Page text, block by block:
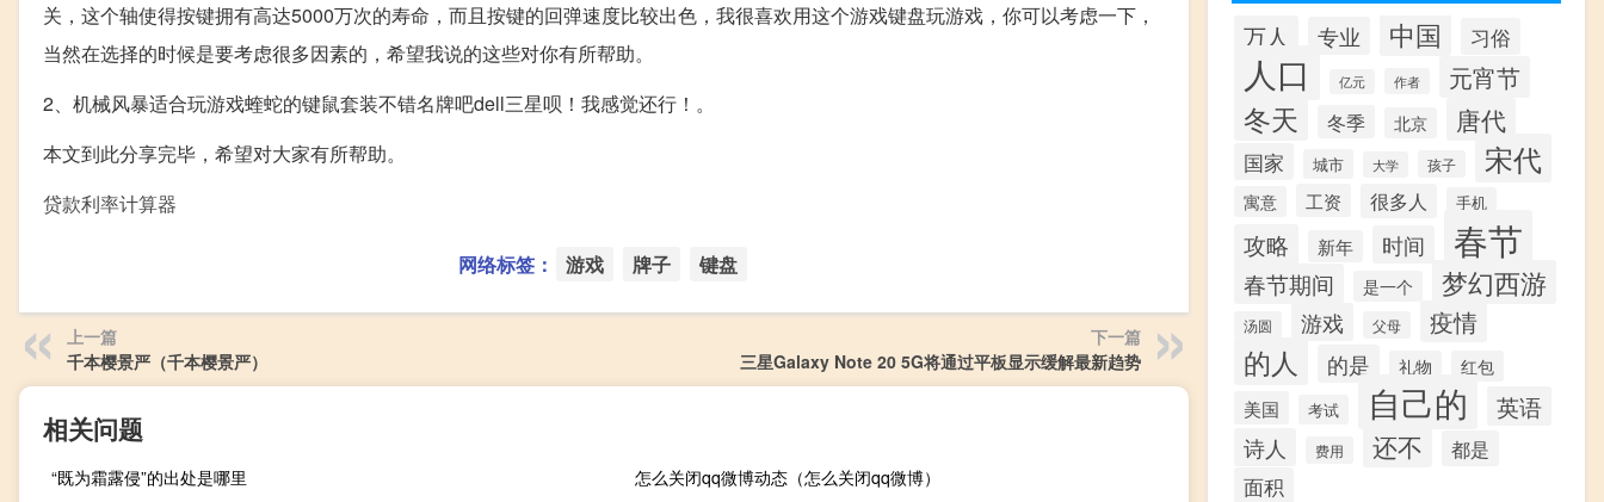
关，这个轴使得按键拥有高达5000万次的寿命，而且按键的回弹速度比较出色，我很喜欢用这个游戏键盘玩游戏，你可以考虑一下，
当然在选择的时候是要考虑很多因素的，希望我说的这些对你有所帮助。
2、机械风暴适合玩游戏蝰蛇的键鼠套装不错名牌吧dell三星呗！我感觉还行！。
本文到此分享完毕，希望对大家有所帮助。
贷款利率计算器
网络标签： 游戏 牌子 键盘
上一篇
千本樱景严（千本樱景严）
下一篇
三星Galaxy Note 20 5G将通过平板显示缓解最新趋势
相关问题
“既为霜露侵”的出处是哪里
怎么关闭qq微博动态（怎么关闭qq微博）
万人 专业 中国 习俗
人口 亿元 作者 元宵节
冬天 冬季 北京 唐代
国家 城市 大学 孩子 宋代
寓意 工资 很多人 手机
攻略 新年 时间 春节
春节期间 是一个 梦幻西游
汤圆 游戏 父母 疫情
的人 的是 礼物 红包
美国 考试 自己的 英语
诗人 费用 还不 都是
面积